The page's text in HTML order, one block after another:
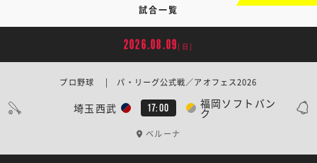
試合一覧
2026.08.09 [日]
埼玉西武 17:00 福岡ソフトバン
ク
プロ野球 | パ・リーグ公式戦／アオフェス2026
ベルーナ